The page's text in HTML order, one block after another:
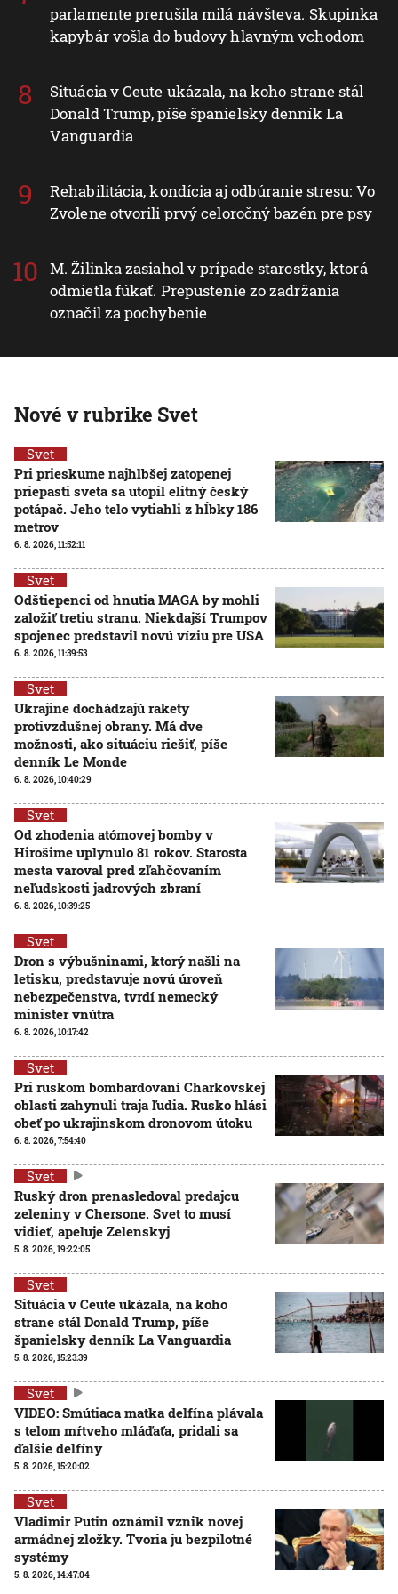
parlamente prerušila milá návšteva. Skupinka
kapybár vošla do budovy hlavným vchodom
Situácia v Ceute ukázala, na koho strane stál
Donald Trump, píše španielsky denník La
Vanguardia
Rehabilitácia, kondícia aj odbúranie stresu: Vo
Zvolene otvorili prvý celoročný bazén pre psy
M. Žilinka zasiahol v prípade starostky, ktorá
odmietla fúkať. Prepustenie zo zadržania
označil za pochybenie
Nové v rubrike Svet
Svet
Pri prieskume najhlbšej zatopenej
priepasti sveta sa utopil elitný český
potápač. Jeho telo vytiahli z hĺbky 186
metrov
6. 8. 2026, 11:52:11
Svet
Odštiepenci od hnutia MAGA by mohli
založiť tretiu stranu. Niekdajší Trumpov
spojenec predstavil novú víziu pre USA
6. 8. 2026, 11:39:53
Svet
Ukrajine dochádzajú rakety
protivzdušnej obrany. Má dve
možnosti, ako situáciu riešiť, píše
denník Le Monde
6. 8. 2026, 10:40:29
Svet
Od zhodenia atómovej bomby v
Hirošime uplynulo 81 rokov. Starosta
mesta varoval pred zľahčovaním
neľudskosti jadrových zbraní
6. 8. 2026, 10:39:25
Svet
Dron s výbušninami, ktorý našli na
letisku, predstavuje novú úroveň
nebezpečenstva, tvrdí nemecký
minister vnútra
6. 8. 2026, 10:17:42
Svet
Pri ruskom bombardovaní Charkovskej
oblasti zahynuli traja ľudia. Rusko hlási
obeť po ukrajinskom dronovom útoku
6. 8. 2026, 7:54:40
Svet
Ruský dron prenasledoval predajcu
zeleniny v Chersone. Svet to musí
vidieť, apeluje Zelenskyj
5. 8. 2026, 19:22:05
Svet
Situácia v Ceute ukázala, na koho
strane stál Donald Trump, píše
španielsky denník La Vanguardia
5. 8. 2026, 15:23:39
Svet
VIDEO: Smútiaca matka delfína plávala
s telom mŕtveho mláďaťa, pridali sa
ďalšie delfíny
5. 8. 2026, 15:20:02
Svet
Vladimir Putin oznámil vznik novej
armádnej zložky. Tvoria ju bezpilotné
systémy
5. 8. 2026, 14:47:04